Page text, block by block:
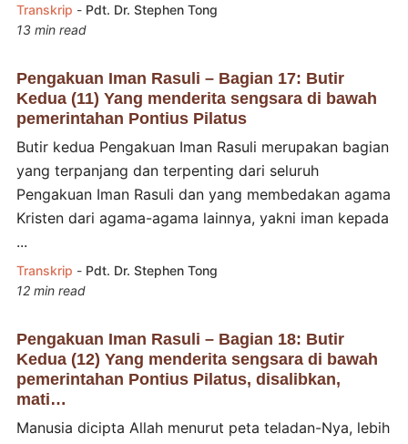
Transkrip - Pdt. Dr. Stephen Tong
13 min read
Pengakuan Iman Rasuli – Bagian 17: Butir
Kedua (11) Yang menderita sengsara di bawah
pemerintahan Pontius Pilatus
Butir kedua Pengakuan Iman Rasuli merupakan bagian
yang terpanjang dan terpenting dari seluruh
Pengakuan Iman Rasuli dan yang membedakan agama
Kristen dari agama-agama lainnya, yakni iman kepada
...
Transkrip - Pdt. Dr. Stephen Tong
12 min read
Pengakuan Iman Rasuli – Bagian 18: Butir
Kedua (12) Yang menderita sengsara di bawah
pemerintahan Pontius Pilatus, disalibkan,
mati…
Manusia dicipta Allah menurut peta teladan-Nya, lebih